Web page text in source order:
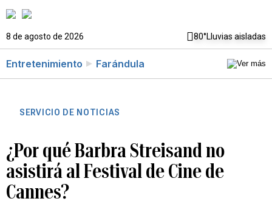
8 de agosto de 2026 80°Lluvias aisladas
Entretenimiento Farándula
SERVICIO DE NOTICIAS
¿Por qué Barbra Streisand no
asistirá al Festival de Cine de
Cannes?